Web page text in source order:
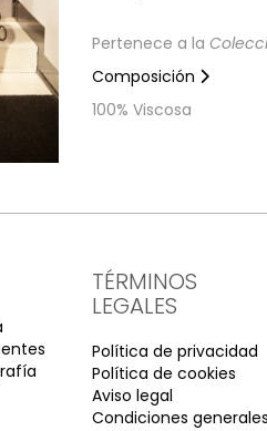
Pertenece a la
Composición
100% Viscosa
TÉRMINOS
LEGALES
Política de privacidad
Política de cookies
Aviso legal
Condiciones generales